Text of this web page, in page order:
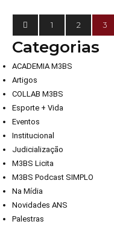
1 2 3
Categorias
ACADEMIA M3BS
Artigos
COLLAB M3BS
Esporte + Vida
Eventos
Institucional
Judicialização
M3BS Licita
M3BS Podcast SIMPLO
Na Mídia
Novidades ANS
Palestras